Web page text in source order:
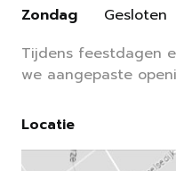
Zondag
Gesloten
Tijdens feestdagen
we aangepaste
Locatie